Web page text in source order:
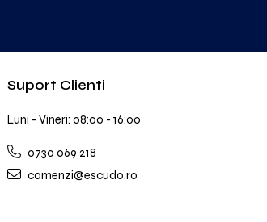
Suport Clienti
Luni - Vineri: 08:00 - 16:00
0730 069 218
comenzi@escudo.ro